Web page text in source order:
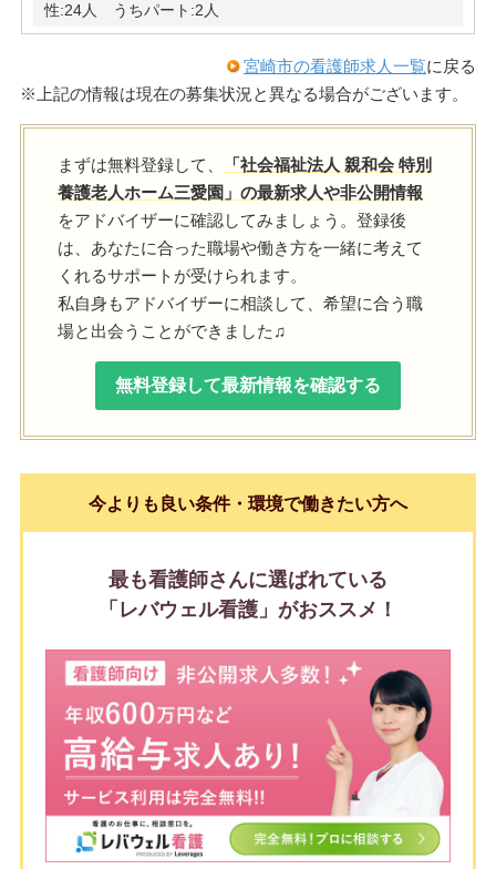
性:24人 うちパート:2人
宮崎市の看護師求人一覧に戻る
※上記の情報は現在の募集状況と異なる場合がございます。
まずは無料登録して、
「社会福祉法人 親和会 特別
養護老人ホーム三愛園」の最新求人や非公開情報
をアドバイザーに確認してみましょう。登録後
は、あなたに合った職場や働き方を一緒に考えて
くれるサポートが受けられます。
私自身もアドバイザーに相談して、希望に合う職
場と出会うことができました♫
無料登録して最新情報を確認する
今よりも良い条件・環境で働きたい方へ
最も看護師さんに選ばれている
「レバウェル看護」がおススメ！